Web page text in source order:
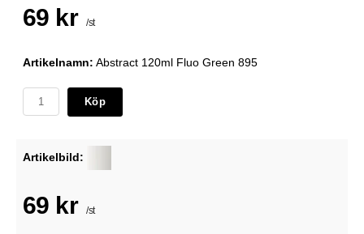
69 kr /st
Artikelnamn: Abstract 120ml Fluo Green 895
Köp
Artikelbild:
69 kr /st